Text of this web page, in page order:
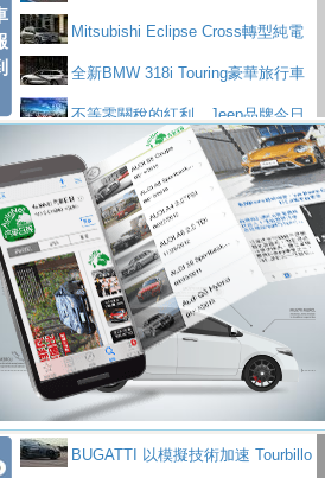
ptain Seat
EV
技的座駕! Ford Territory中型油電休旅
SO Super Great今日在台登場，結合先進安
ntis四品牌經銷權，全新多品牌旗艦展示中
心開幕啟用
屏東特搜大隊再添新利器 SITRAK
救助器材車買氣不衰、SUZUKI經銷商勇於開啟
全新大店，新北都鈴木占地500坪土城旗艦
展示中心開幕
2025第七屆ISUZU運轉職人挑戰賽
熱血登場 展現極致車技與專業職人精神
H2GP世界總決賽圓滿落幕 台灣團
隊表現精彩淨零減碳指標性應用 純電動水泥預
拌車 消防車除了滅火裝備還需要什麼？
一探SITRAK “準” 消防車的究竟
大益金龍初試啼聲，汽柴油5噸貨車
不是對手正宗年鑑2025年全球自動車年鑑1月
下旬問世！2024第六屆ISUZU運轉職人挑戰賽
付至少得等一年以上
Mitsubishi Eclipse Cross轉型純電
休旅 87kWh電池續航超過600公里
全新BMW 318i Touring豪華旅行車
全台限量200台 進化現型
不等零關稅的紅利，Jeep品牌今日
起展開首批車交車
Volvo EX60 即將叩關，靜肅性、底
盤與數位介面搶先揭露
Audi Q9 將於 2026 年底上市 旗艦
大型 SUV 鎖定七人座豪華市場
BMW攜手漫威電影【蜘蛛人：重生
日】 Skoda 發表全新 Peaq 內裝：七人
座純電旗艦 SUV，行李廂最大可達 935 公
升
全新純電 Mercedes-Benz C 400 4
MATIC Electric 登場
奢華與科技大躍進，MAZDA全新3
代CX-5全方位進化提前亮相並展開預售94.9
萬起
馬自達公布 2027 年式 MX-5 更
新，新增 Yakudo 特別版
Skoda Peaq 發表全新電動動力系
BUGATTI 以模擬技術加速 Tourbillo